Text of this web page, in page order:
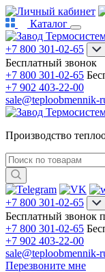
Каталог
+7 800 301-02-65
Бесплатный звонок
+7 800 301-02-65
+7 902 403-22-00
sale@teploobmennik-
Производство
+7 800 301-02-65
Бесплатный звонок
+7 800 301-02-65
+7 902 403-22-00
sale@teploobmennik-
Перезвоните мне